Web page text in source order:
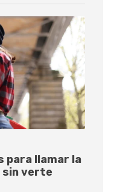
para llamar la
sin verte